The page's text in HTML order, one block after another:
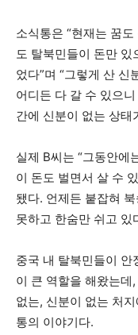
소식통은 “현재는 꿈
도 탈북민들이 돈만 있
었다”며 “그렇게 산 신
어디든 다 갈 수 있으
간에 신분이 없는 상태
실제 B씨는 “그동안에
이 돈도 벌면서 살 수
됐다. 언제든 붙잡혀
못하고 한숨만 쉬고 있
중국 내 탈북민들이 안
이 큰 역할을 해왔는데
없는, 신분이 없는 처
통의 이야기다.